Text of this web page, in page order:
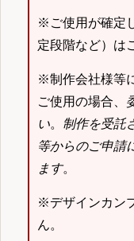
※ご使用が確定
定段階など）は
※制作会社様等
ご使用の場合、
い。 制作を受託
等からのご申請
ます。
※デザインカン
ん。